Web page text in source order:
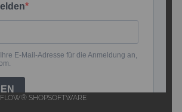
FLOW® SHOPSOFTWARE